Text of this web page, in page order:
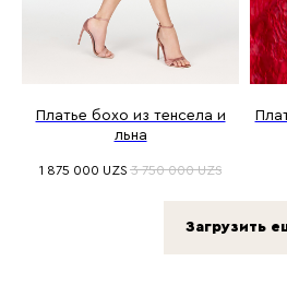
Платье бохо из тенсела и
льна
1 875 000 UZS 3 750 000 UZS
Загрузить